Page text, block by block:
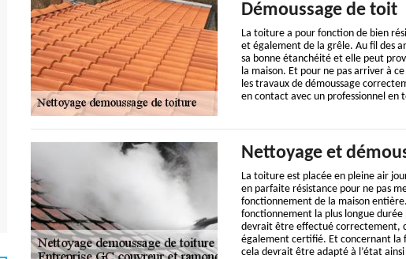
Démoussage de toit
La toiture a pour fonction de bien
et également de la grêle. Au fil des
sa bonne étanchéité et elle peut
la maison. Et pour ne pas arriver à
les travaux de démoussage
en contact avec un professionnel en
Nettoyage et
La toiture est placée en pleine air
en parfaite résistance pour ne pas
fonctionnement de la maison
fonctionnement la plus longue
devrait être effectué correctement,
également certifié. Et concernant la
cela devrait être adapté à l’état ainsi